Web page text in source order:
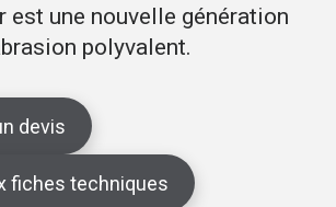
est une nouvelle génération
polyvalent.
devis
fiches techniques